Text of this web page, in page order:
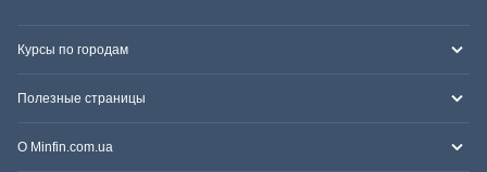
Курсы по городам
Полезные страницы
О Minfin.com.ua